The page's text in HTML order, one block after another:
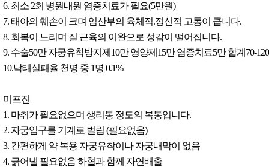
6. 최소 2회 병원내원 염증치료가 필요(5만원)
7. 태아의 훼손이 크며 임산부의 육체적.정신적 고통이 큽니다.
8. 회복이 느리며 질 근육의 이완으로 성감이 떨어집니다.
9. 수술50만 자궁유착방지제10만 영양제15만 염증치료5만 합계70-
10.낙태실패율 천명 중 1명 0.1%
미프진
1. 마취가 필요없으며 생리통 정도의 복통입니다.
2. 자궁입구를 기계로 벌림 (필요없음)
3. 간편하게 약 복용 자궁유착이나 자궁내막이 없음
4. 긁어낼 필요없음 하혈과 함께 자연배출